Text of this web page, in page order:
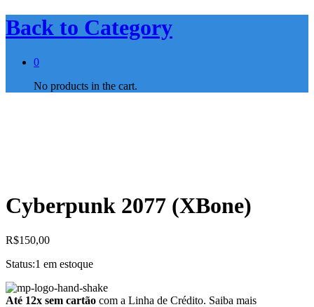
Back to Category
0
No products in the cart.
Cyberpunk 2077 (XBone)
R$150,00
Status:1 em estoque
Até 12x sem cartão com a Linha de Crédito. Saiba mais